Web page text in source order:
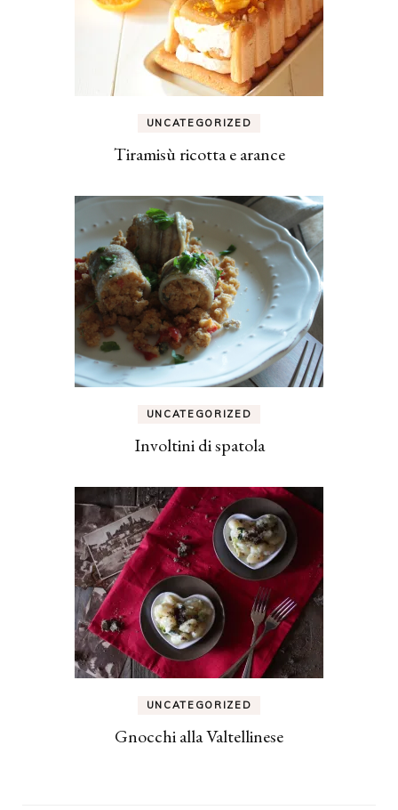
UNCATEGORIZED
Tiramisù ricotta e arance
UNCATEGORIZED
Involtini di spatola
UNCATEGORIZED
Gnocchi alla Valtellinese